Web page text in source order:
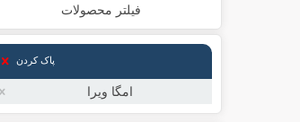
فیلتر محصولات
پاک کردن
امگا ویرا